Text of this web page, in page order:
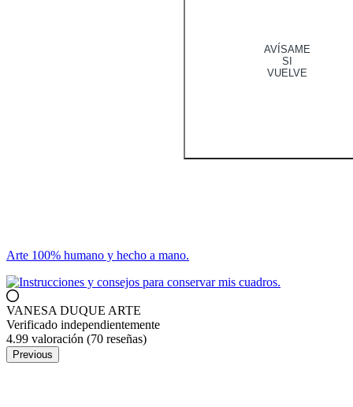
AVÍSAME
SI
VUELVE
Arte 100% humano y hecho a mano.
VANESA DUQUE ARTE
Verificado independientemente
4.99 valoración (70 reseñas)
Previous